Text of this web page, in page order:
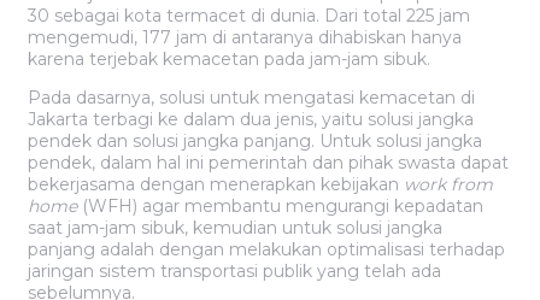
30 sebagai kota termacet di dunia. Dari total 225 jam
mengemudi, 177 jam di antaranya dihabiskan hanya
karena terjebak kemacetan pada jam-jam sibuk.
Pada dasarnya, solusi untuk mengatasi kemacetan di
Jakarta terbagi ke dalam dua jenis, yaitu solusi jangka
pendek dan solusi jangka panjang. Untuk solusi jangka
pendek, dalam hal ini pemerintah dan pihak swasta dapat
bekerjasama dengan menerapkan kebijakan work from
home(WFH) agar membantu mengurangi kepadatan
saat jam-jam sibuk, kemudian untuk solusi jangka
panjang adalah dengan melakukan optimalisasi terhadap
jaringan sistem transportasi publik yang telah ada
sebelumnya.